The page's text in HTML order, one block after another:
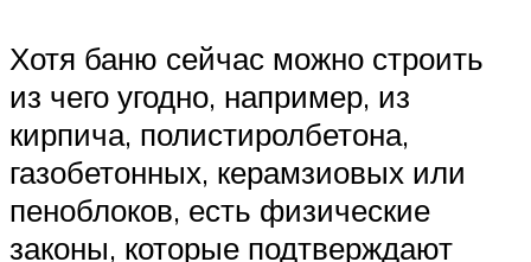
Хотя баню сейчас можно строить
из чего угодно, например, из
кирпича, полистиролбетона,
газобетонных, керамзиовых или
пеноблоков, есть физические
законы, которые подтверждают